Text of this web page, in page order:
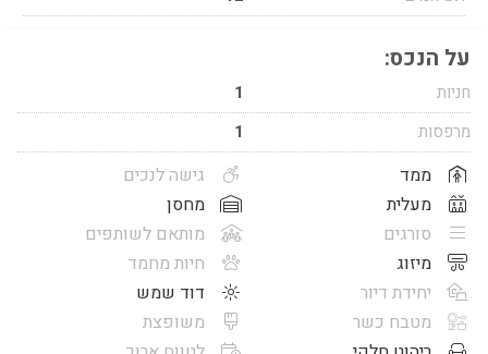
על הנכס:
חניות
1
מרפסות
1
ממד
מעלית
סורגים
מיזוג
יחידת דיור
מטבח כשר
גישה לנכים
מחסן
מותאם לשותפים
חיות מחמד
דוד שמש
משופצת